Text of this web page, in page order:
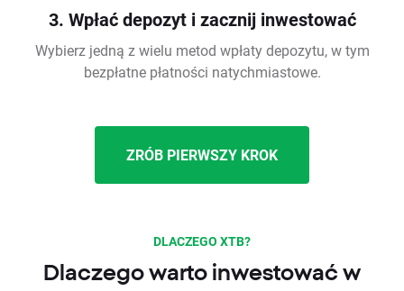
3. Wpłać depozyt i zacznij inwestować
Wybierz jedną z wielu metod wpłaty depozytu, w tym
bezpłatne płatności natychmiastowe.
ZRÓB PIERWSZY KROK
DLACZEGO XTB?
Dlaczego warto inwestować w